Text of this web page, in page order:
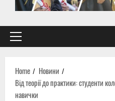
Primary
Home
Новини
Від теорії до практики: студенти
навички